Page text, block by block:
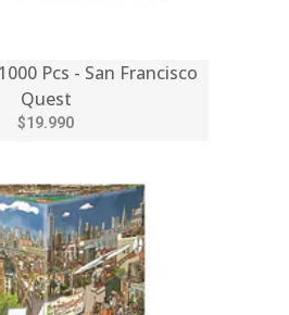
Pcs - San Francisco
Quest
$19.990